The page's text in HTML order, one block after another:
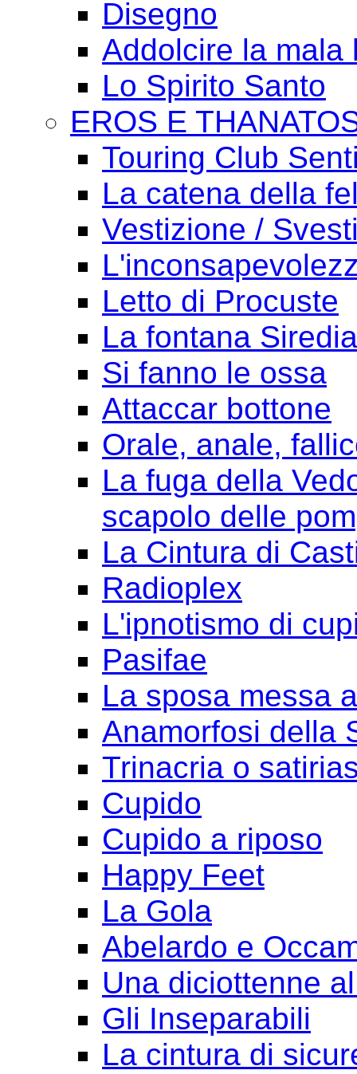
Disegno
Addolcire la mala
Lo Spirito Santo
EROS E
Touring Club
La catena della
Vestizione /
Letto di Procuste
La fontana Siredia
Si fanno le ossa
Attaccar bottone
Orale, anale,
La fuga della
scapolo delle
La Cintura di
Radioplex
L'ipnotismo di
Pasifae
La sposa messa
Anamorfosi della
Trinacria o
Cupido
Cupido a riposo
Happy Feet
La Gola
Abelardo e
Una diciottenne
Gli Inseparabili
La cintura di